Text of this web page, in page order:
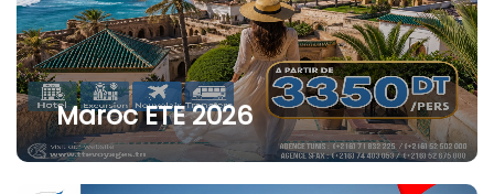
Maroc ETE 2026